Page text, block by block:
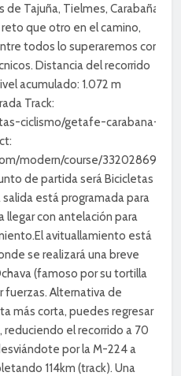
de Tajuña, Tielmes, Carabaña
reto que otro en el camino,
todos lo superaremos con
Distancia del recorrido
acumulado: 1.072 m
Track:
ciclismo/getafe-carabana-
modern/course/332028697
de partida será Bicicletas
está programada para
llegar con antelación para
avituallamiento está
se realizará una breve
(famoso por su tortilla
fuerzas. Alternativa de
más corta, puedes regresar
el recorrido a 70
por la M-224 a
114km (track). Una